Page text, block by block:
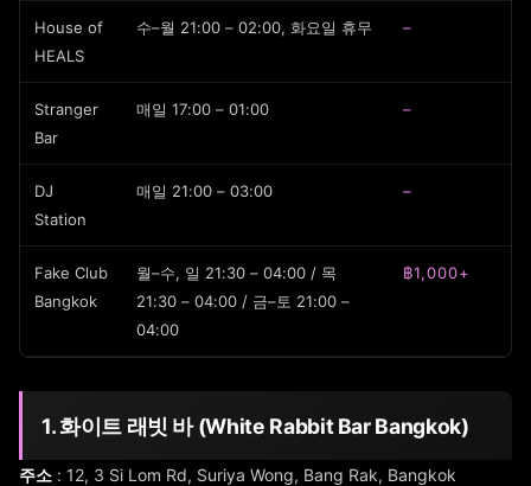
House of
HEALS
수–월 21:00 – 02:00, 화요일 휴무 –
Stranger
Bar
매일 17:00 – 01:00 –
DJ
Station
매일 21:00 – 03:00 –
Fake Club
Bangkok
월–수, 일 21:30 – 04:00 / 목
21:30 – 04:00 / 금–토 21:00 –
04:00
฿1,000+
1. 화이트 래빗 바 (White Rabbit Bar Bangkok)
주소 : 12, 3 Si Lom Rd, Suriya Wong, Bang Rak, Bangkok